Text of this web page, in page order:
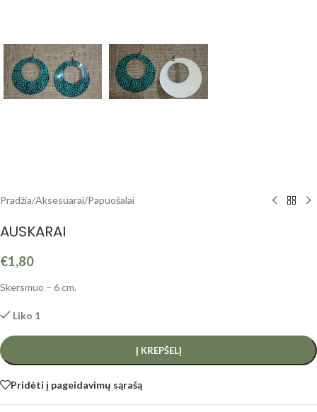
Pradžia/Aksesuarai/Papuošalai
AUSKARAI
€1,80
Skersmuo – 6 cm.
Liko 1
Į KREPŠELĮ
Pridėti į pageidavimų sąrašą